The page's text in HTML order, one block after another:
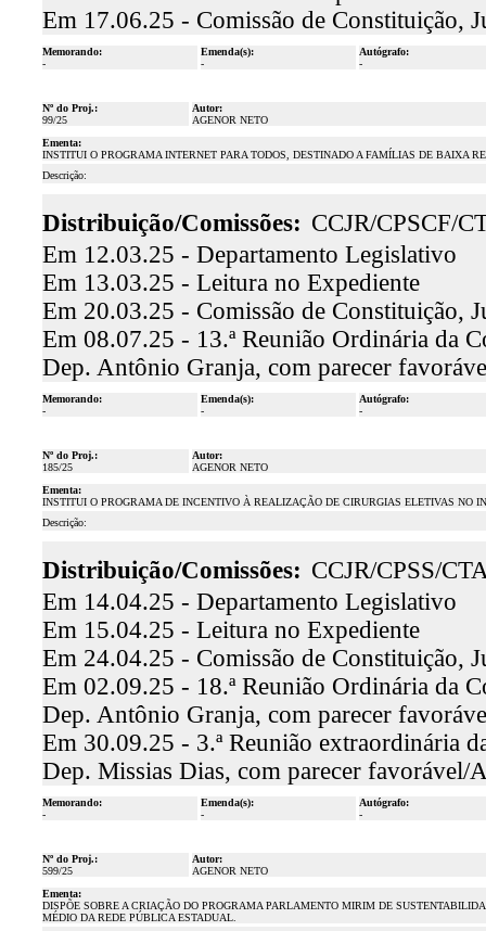
Em 17.06.25 - Comissão de Constituição,
Memorando:
-
Emenda(s):
-
Autógrafo:
-
Nº do Proj.:
99/25
Autor:
AGENOR NETO
Ementa:
INSTITUI O PROGRAMA INTERNET PARA TODOS, DESTINADO A FAMÍLIAS DE BAIXA
Descrição:
Distribuição/Comissões: CCJR/CPSCF/
Em 12.03.25 - Departamento Legislativo
Em 13.03.25 - Leitura no Expediente
Em 20.03.25 - Comissão de Constituição,
Em 08.07.25 - 13.ª Reunião Ordinária da
Dep. Antônio Granja, com parecer
Memorando:
-
Emenda(s):
-
Autógrafo:
-
Nº do Proj.:
185/25
Autor:
AGENOR NETO
Ementa:
INSTITUI O PROGRAMA DE INCENTIVO À REALIZAÇÃO DE CIRURGIAS ELETIVAS NO
Descrição:
Distribuição/Comissões: CCJR/CPSS/
Em 14.04.25 - Departamento Legislativo
Em 15.04.25 - Leitura no Expediente
Em 24.04.25 - Comissão de Constituição,
Em 02.09.25 - 18.ª Reunião Ordinária da
Dep. Antônio Granja, com parecer
Em 30.09.25 - 3.ª Reunião extraordinária
Dep. Missias Dias, com parecer favorável/
Memorando:
-
Emenda(s):
-
Autógrafo:
-
Nº do Proj.:
599/25
Autor:
AGENOR NETO
Ementa:
DISPÕE SOBRE A CRIAÇÃO DO PROGRAMA PARLAMENTO MIRIM DE
MÉDIO DA REDE PÚBLICA ESTADUAL.